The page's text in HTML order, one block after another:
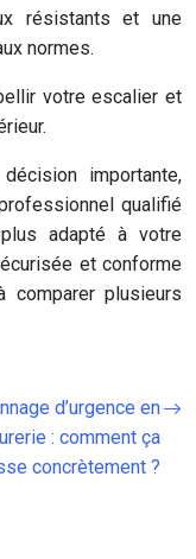
résistants et une
normes.
votre escalier et
importante,
qualifié
adapté à votre
et conforme
comparer plusieurs
d’urgence en
: comment ça
concrètement ?